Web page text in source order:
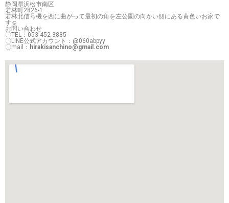
静岡県浜松市南区
若林町2826-1
若林北信号機を西に曲がって最初の角を左公園の向かい側にある黄色いお家で
す☺
お問い合わせ
〇TEL：053-452-3885
〇LINE公式アカウント：@060abpyy
〇mail： hirakisanchino@gmail.com